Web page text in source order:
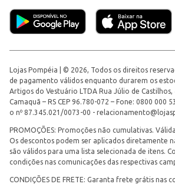
Lojas Pompéia | © 2026, Todos os direitos
de pagamento válidos enquanto durarem os
Artigos do Vestuário LTDA Rua Júlio de Castilhos,
Camaquã – RS CEP 96.780-072 – Fone: 0800 000
o nº 87.345.021/0073-00 -
PROMOÇÕES: Promoções não cumulativas.
Os descontos podem ser aplicados diretamente
são válidos para uma lista selecionada de itens.
condições nas comunicações das respectivas
CONDIÇÕES DE FRETE: Garanta frete grátis nas